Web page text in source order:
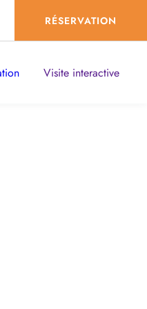
RÉSERVATION
Visite interactive